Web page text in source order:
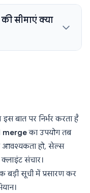
सीमाएं क्या
इस बात पर निर्भर करता है
mergeका उपयोग तब
हो, सेल्स
संचार।
सूची में प्रसारण कर